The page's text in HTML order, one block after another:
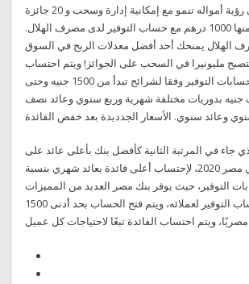
مثالي لمن يرغب في رؤية أمواله تنمو مع إمكانية إدارة وسحب و 20 جائزة
شهرية قيمة كل منها 1000 درهم مع حساب التوفير لدى مصرف الهلال.
الهلال يمنحك أحد أفضل معدلات الربح في السوق
مليونيرا في السحب على الجوائز! ويتم احتساب
أسعار العائد على حسابات التوفير وفقا لشرائح تبدأ من 1500 جنيه وحتى
من 500 ألف جنيه بدوريات مختلفة شهرية وربع سنوي وعائد نصف
جاء في المرتبة الثانية كأفضل بنك بأعلى عائد على
حسابات التوفير في مصر 2020، لإحتساب أعلى فائدة بعائد شهري بنسبة
التوفير، حيث يوفر بنك مصر العديد من المميزات
الأخرى على فتح حساب التوفير لعملائه، ويتم فتح الحساب بحد أدنى 1500